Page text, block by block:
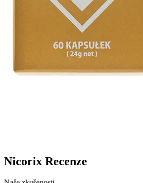
Nicorix Recenze